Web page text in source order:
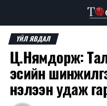
ҮЙЛ ЯВДАЛ
Ц.Нямдорж:
эсийн
нэлээн удаж